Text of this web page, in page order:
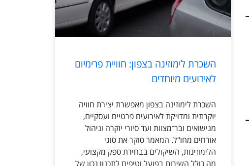
השכרת לימוזינה בצפון: חוויית פרימיום
לאירועים מיוחדים
השכרת לימוזינה בצפון מאפשרת יצירת חוויה
יוקרתית ומדויקת לאירועים פרטיים ועסקיים,
מנישואים ובר־מצוות ועד סיורי יוקרה וניהול
אורחים מחו"ל. המאמר סוקר את סוגי
הלימוזינות, השיקולים בבחירת ספק מקצועי,
מה כולל השירות בפועל וטיפים לתכנון נכון של